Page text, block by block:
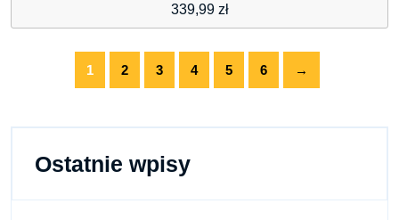
339,99 zł
1 2 3 4 5 6 →
Ostatnie wpisy